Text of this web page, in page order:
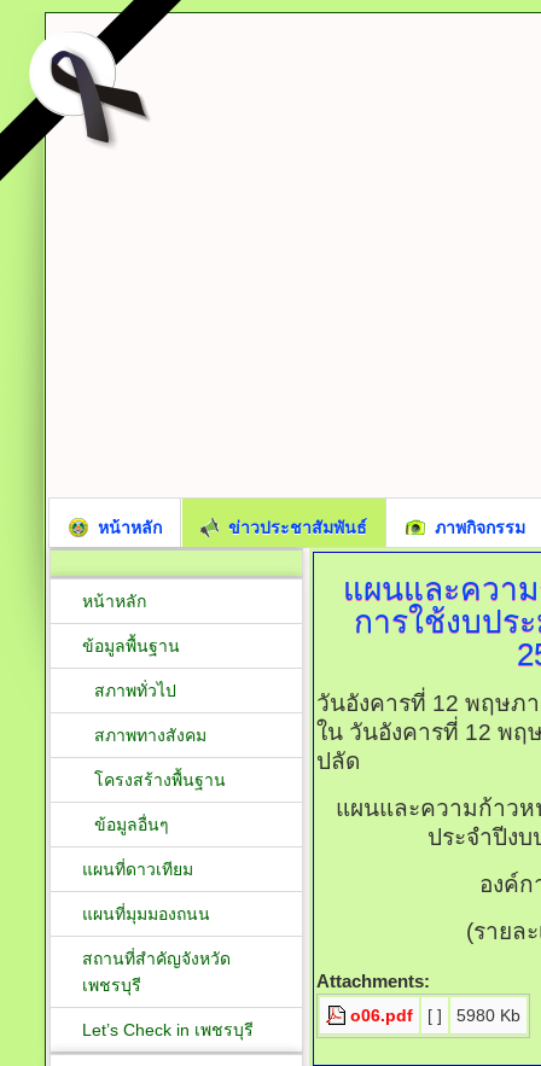
หน้าหลัก ข่าวประชาสัมพันธ์ ภาพกิจกรรม
แผนและควา
การใช้งบปร
วันอังคารที่ 12 พฤษภ
ใน วันอังคารที่ 12 พฤ
ปลัด
แผนและความก้าวห
ประจำปีง
องค์ก
(รายล
Attachments:
o06.pdf [ ] 5980 Kb
หน้าหลัก
ข้อมูลพื้นฐาน
สภาพทั่วไป
สภาพทางสังคม
โครงสร้างพื้นฐาน
ข้อมูลอื่นๆ
แผนที่ดาวเทียม
แผนที่มุมมองถนน
สถานที่สำคัญจังหวัด
เพชรบุรี
Let’s Check in เพชรบุรี